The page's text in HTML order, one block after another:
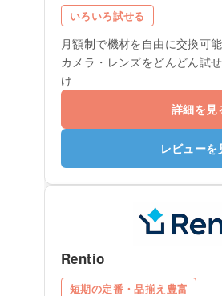
いろいろ試せる
月額制で機材を自由に交換可能
カメラ・レンズをどんどん試
け
詳細を見
レビューを
Rentio
短期の定番・品揃え豊富